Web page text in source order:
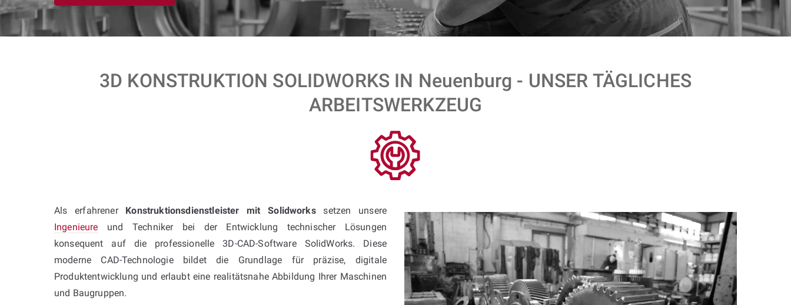
3D KONSTRUKTION SOLIDWORKS IN Neuenburg - UNSER TÄGLICHES
ARBEITSWERKZEUG
Als erfahrener Konstruktionsdienstleister mit Solidworkssetzen unsere
Ingenieure und Techniker bei der Entwicklung technischer Lösungen
konsequent auf die professionelle 3D-CAD-Software SolidWorks. Diese
moderne CAD-Technologie bildet die Grundlage für präzise, digitale
Produktentwicklung und erlaubt eine realitätsnahe Abbildung Ihrer Maschinen
und Baugruppen.